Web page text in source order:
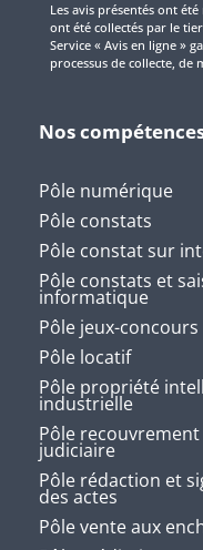
Les avis présentés ont
ont été collectés par le
Service « Avis en ligne »
processus de collecte,
Nos
Pôle numérique
Pôle constats
Pôle constat sur
Pôle constats et
informatique
Pôle jeux-concours
Pôle locatif
Pôle propriété
industrielle
Pôle
judiciaire
Pôle rédaction et
des actes
Pôle vente aux